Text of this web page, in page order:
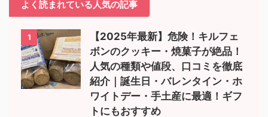
よく読まれている人気の記事
1
【2025年最新】危険！キルフェ
ボンのクッキー・焼菓子が絶品！
人気の種類や値段、口コミを徹底
紹介｜誕生日・バレンタイン・ホ
ワイトデー・手土産に最適！ギフ